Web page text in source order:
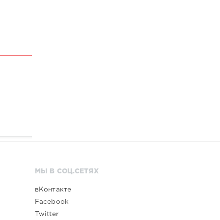
МЫ В СОЦ.СЕТЯХ
вКонтакте
Facebook
Twitter